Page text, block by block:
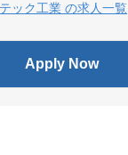
ック工業 の求人一覧
Apply Now